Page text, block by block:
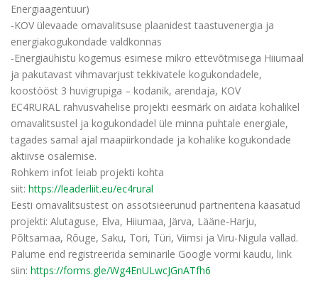
Energiaagentuur)
-KOV ülevaade omavalitsuse plaanidest taastuvenergia ja
energiakogukondade valdkonnas
-Energiaühistu kogemus esimese mikro ettevõtmisega Hiiumaal
ja pakutavast vihmavarjust tekkivatele kogukondadele,
koostööst 3 huvigrupiga – kodanik, arendaja, KOV
EC4RURAL rahvusvahelise projekti eesmärk on aidata kohalikel
omavalitsustel ja kogukondadel üle minna puhtale energiale,
tagades samal ajal maapiirkondade ja kohalike kogukondade
aktiivse osalemise.
Rohkem infot leiab projekti kohta
siit: https://leaderliit.eu/ec4rural
Eesti omavalitsustest on assotsieerunud partneritena kaasatud
projekti: Alutaguse, Elva, Hiiumaa, Järva, Lääne-Harju,
Põltsamaa, Rõuge, Saku, Tori, Türi, Viimsi ja Viru-Nigula vallad.
Palume end registreerida seminarile Google vormi kaudu, link
siin: https://forms.gle/Wg4EnULwcJGnATfh6